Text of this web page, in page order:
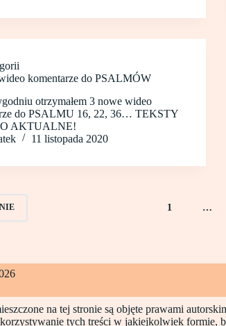
komentarze do PSALMÓW
otrzymałem 3 nowe wideo
do PSALMU 16, 22, 36… TEKSTY
AKTUALNE!
11 listopada 2020
1 …
na tej stronie są objęte prawami
tych treści w jakiejkolwiek formie,